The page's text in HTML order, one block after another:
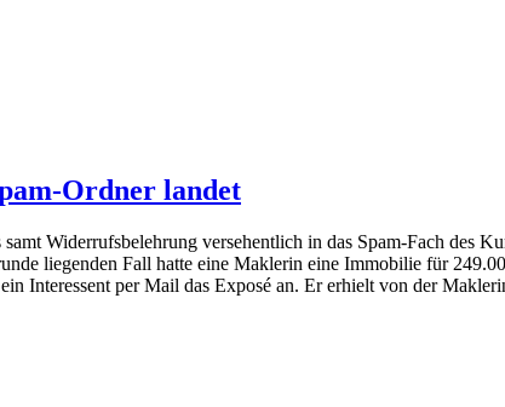
Ordner landet
Widerrufsbelehrung versehentlich in das Spam-Fach des
liegenden Fall hatte eine Maklerin eine Immobilie für
Interessent per Mail das Exposé an. Er erhielt von der